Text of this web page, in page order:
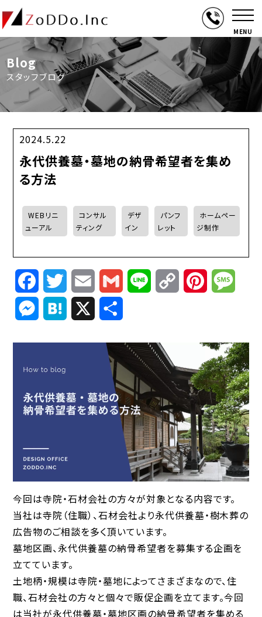
MENU
Blog
スタッフブログ
2024.5.22
永代供養墓・墓地の納骨希望者を集め
る方法
WEBリニ
ューアル
コンサル
ティング
デザ
イン
パンフ
レット
ホームペー
ジ制作
FacebookTwitterEmail Gmail Line
Copy
Link
Pinterest
Messenger
Hatena
今回は寺院・石材会社の方々が対象となる内容です。
当社は寺院（住職）、石材会社より永代供養墓・樹木葬の
広告物のご相談を多く頂いています。
墓地区画、永代供養墓の納骨希望者を募集する企画を
立てています。
土地柄・規模は寺院・墓地によってさまざまなので、住
職、石材会社の方々と個々で販促企画を立てます。今回
は当社が永代供養墓・墓地区画の納骨希望者を集める